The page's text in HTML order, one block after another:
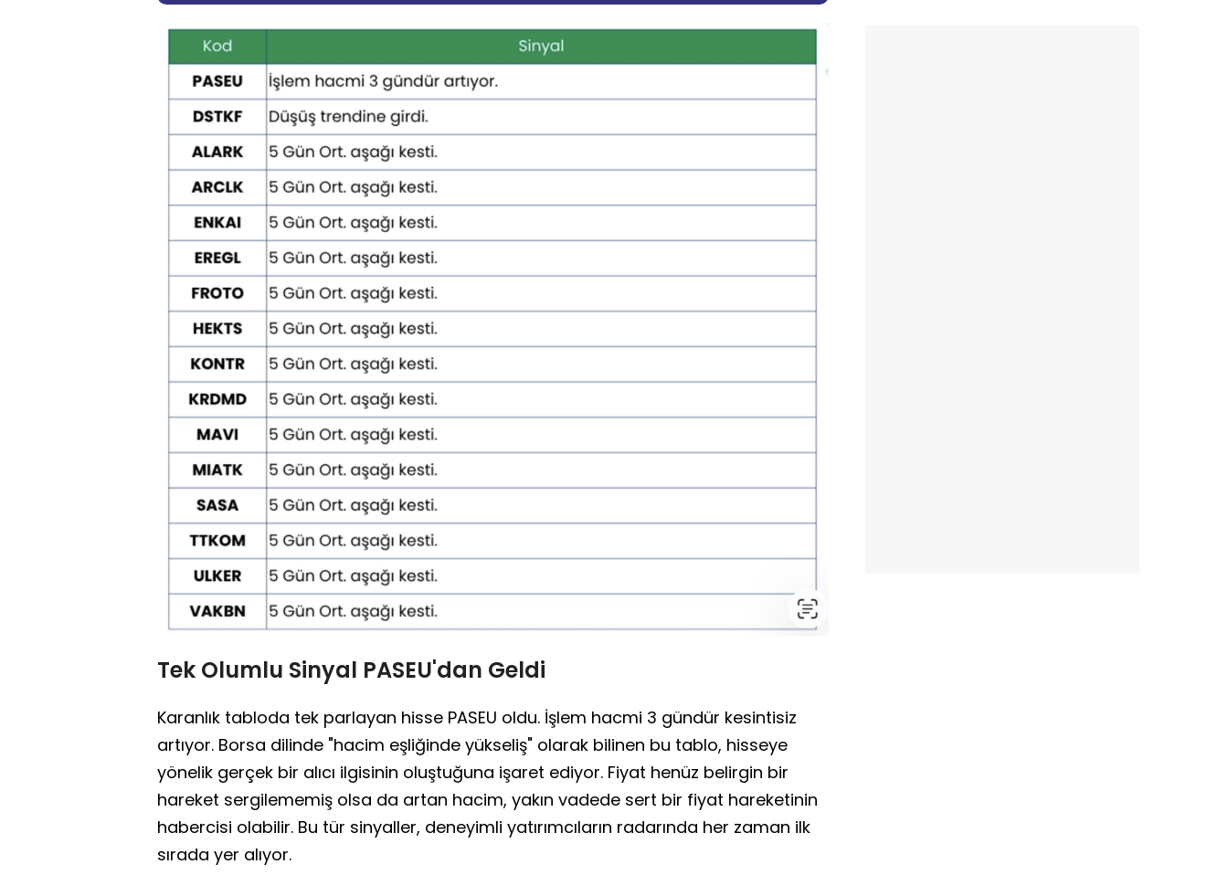
Tek Olumlu Sinyal PASEU'dan Geldi
Karanlık tabloda tek parlayan hisse PASEU oldu. İşlem hacmi 3 gündür kesintisiz
artıyor. Borsa dilinde "hacim eşliğinde yükseliş" olarak bilinen bu tablo, hisseye
yönelik gerçek bir alıcı ilgisinin oluştuğuna işaret ediyor. Fiyat henüz belirgin bir
hareket sergilememiş olsa da artan hacim, yakın vadede sert bir fiyat hareketinin
habercisi olabilir. Bu tür sinyaller, deneyimli yatırımcıların radarında her zaman ilk
sırada yer alıyor.